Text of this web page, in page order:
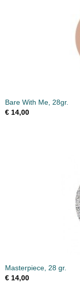
Bare With Me, 28gr.
€ 14,00
Masterpiece, 28 gr.
€ 14,00